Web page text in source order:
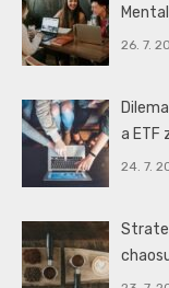
26. 7.
a ETF
24. 7.